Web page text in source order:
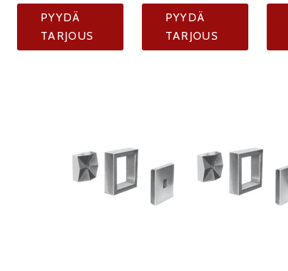
PYYDÄ
TARJOUS
PYYDÄ
TARJOUS